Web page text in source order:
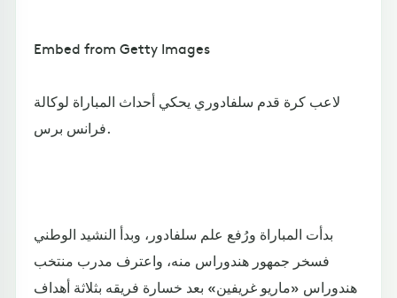
Embed from Getty Images
لاعب كرة قدم سلفادوري يحكي أحداث المباراة لوكالة
فرانس برس.
بدأت المباراة ورُفع علم سلفادور، وبدأ النشيد الوطني
فسخر جمهور هندوراس منه، واعترف مدرب منتخب
هندوراس «ماريو غريفين» بعد خسارة فريقه بثلاثة أهداف